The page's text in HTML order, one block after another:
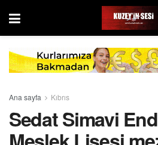
Ana sayfa Kıbrıs
Sedat Simavi